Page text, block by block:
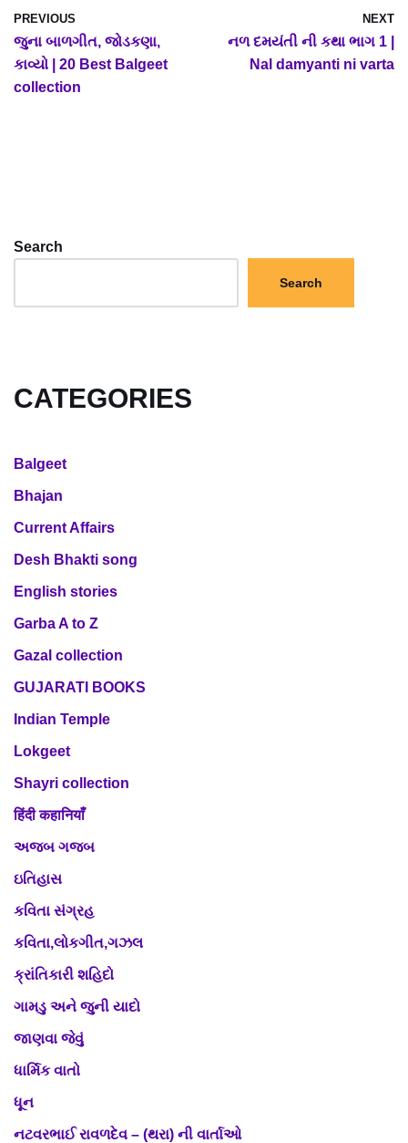
PREVIOUS
જુના બાળગીત, જોડકણા,
કાવ્યો | 20 Best Balgeet
collection
NEXT
નળ દમયંતી ની કથા ભાગ 1 |
Nal damyanti ni varta
Search
Search
CATEGORIES
Balgeet
Bhajan
Current Affairs
Desh Bhakti song
English stories
Garba A to Z
Gazal collection
GUJARATI BOOKS
Indian Temple
Lokgeet
Shayri collection
हिंदी कहानियाँ
અજબ ગજબ
ઇતિહાસ
કવિતા સંગ્રહ
કવિતા,લોકગીત,ગઝલ
ક્રાંતિકારી શહિદો
ગામડુ અને જુની યાદો
જાણવા જેવું
ધાર્મિક વાતો
ધૂન
નટવરભાઈ રાવળદેવ – (થરા) ની વાર્તાઓ